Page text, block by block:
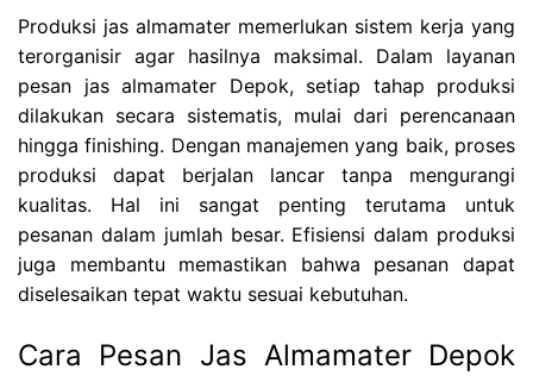
Produksi jas almamater memerlukan sistem kerja yang
terorganisir agar hasilnya maksimal. Dalam layanan
pesan jas almamater Depok, setiap tahap produksi
dilakukan secara sistematis, mulai dari perencanaan
hingga finishing. Dengan manajemen yang baik, proses
produksi dapat berjalan lancar tanpa mengurangi
kualitas. Hal ini sangat penting terutama untuk
pesanan dalam jumlah besar. Efisiensi dalam produksi
juga membantu memastikan bahwa pesanan dapat
diselesaikan tepat waktu sesuai kebutuhan.
Cara Pesan Jas Almamater Depok